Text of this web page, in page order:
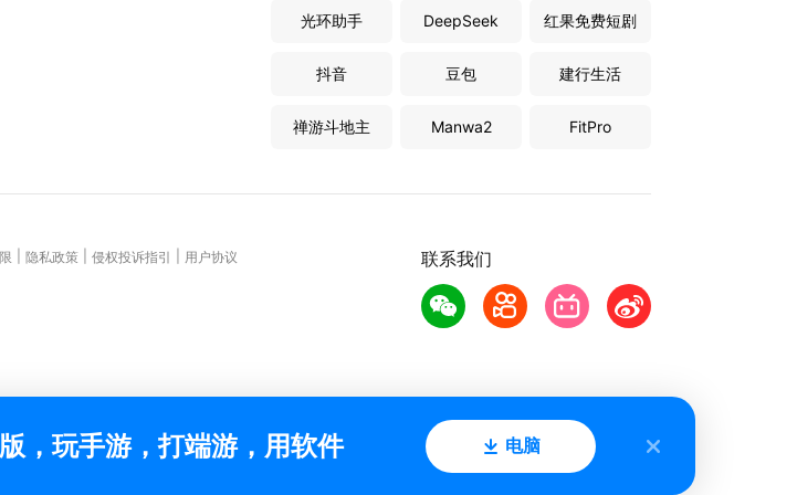
光环助手 DeepSeek 红果免费短剧
抖音 豆包 建行生活
禅游斗地主 Manwa2 FitPro
联系我们
隐私政策 侵权投诉指引
用户协议
，玩手游，打端游，用软件 电脑